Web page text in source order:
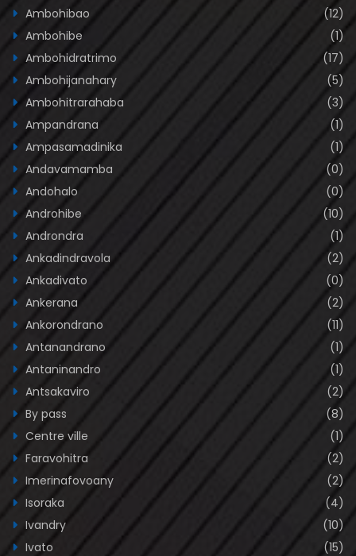
Ambohibao
(12)
Ambohibe
(1)
Ambohidratrimo
(17)
Ambohijanahary
(5)
Ambohitrarahaba
(3)
Ampandrana
(1)
Ampasamadinika
(1)
Andavamamba
(0)
Andohalo
(0)
Androhibe
(10)
Androndra
(1)
Ankadindravola
(2)
Ankadivato
(0)
Ankerana
(2)
Ankorondrano
(11)
Antanandrano
(1)
Antaninandro
(1)
Antsakaviro
(2)
By pass
(8)
Centre ville
(1)
Faravohitra
(2)
Imerinafovoany
(2)
Isoraka
(4)
Ivandry
(10)
Ivato
(15)